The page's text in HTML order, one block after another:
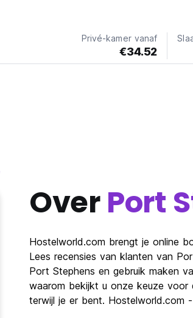
Privé-kamer vanaf
€34.52
OverPort
Hostelworld.com brengt je online
Lees recensies van klanten van
Port Stephens en gebruik maken
waarom bekijkt u onze keuze
terwijl je er bent. Hostelworld.com